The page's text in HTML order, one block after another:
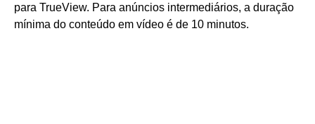
para TrueView. Para anúncios intermediários, a duração
mínima do conteúdo em vídeo é de 10 minutos.